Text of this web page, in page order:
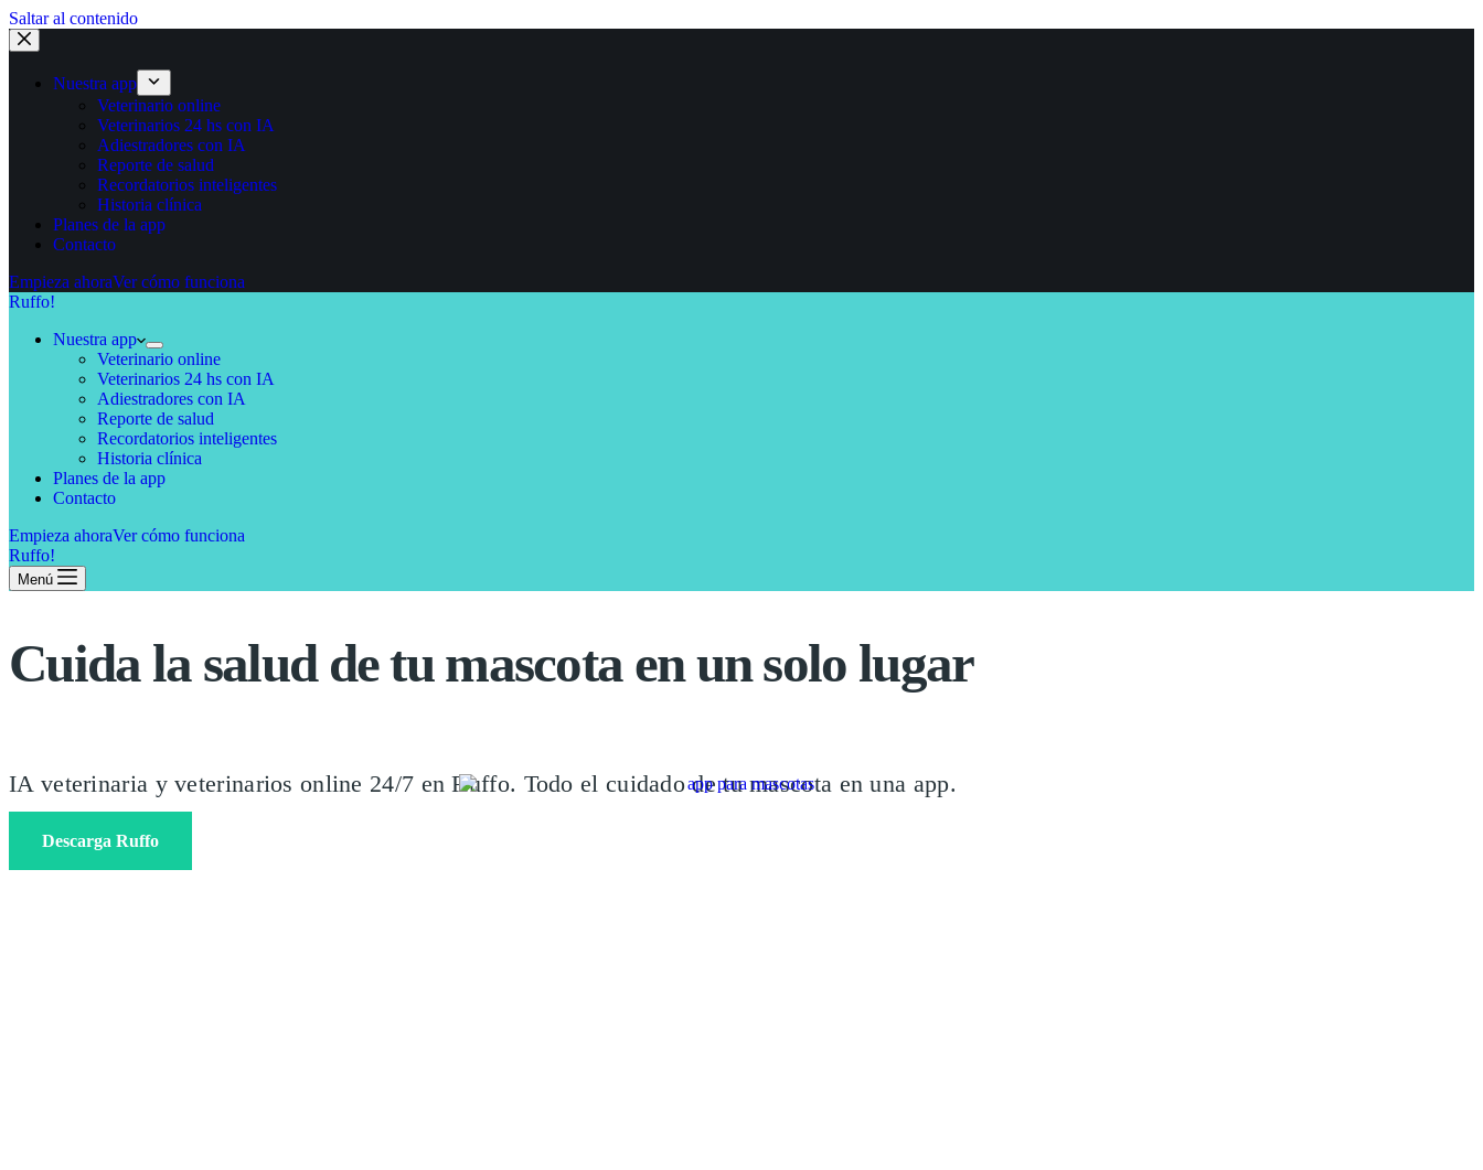
Saltar al contenido
Nuestra app
Veterinario online
Veterinarios 24 hs con IA
Adiestradores con IA
Reporte de salud
Recordatorios inteligentes
Historia clínica
Planes de la app
Contacto
Empieza ahoraVer cómo funciona
Ruffo!
Nuestra app
Veterinario online
Veterinarios 24 hs con IA
Adiestradores con IA
Reporte de salud
Recordatorios inteligentes
Historia clínica
Planes de la app
Contacto
Empieza ahoraVer cómo funciona
Ruffo!
Menú
Cuida la salud de tu mascota en un solo lugar
IA veterinaria y veterinarios online 24/7 en Ruffo. Todo el cuidado de tu mascota en una app.
Descarga Ruffo